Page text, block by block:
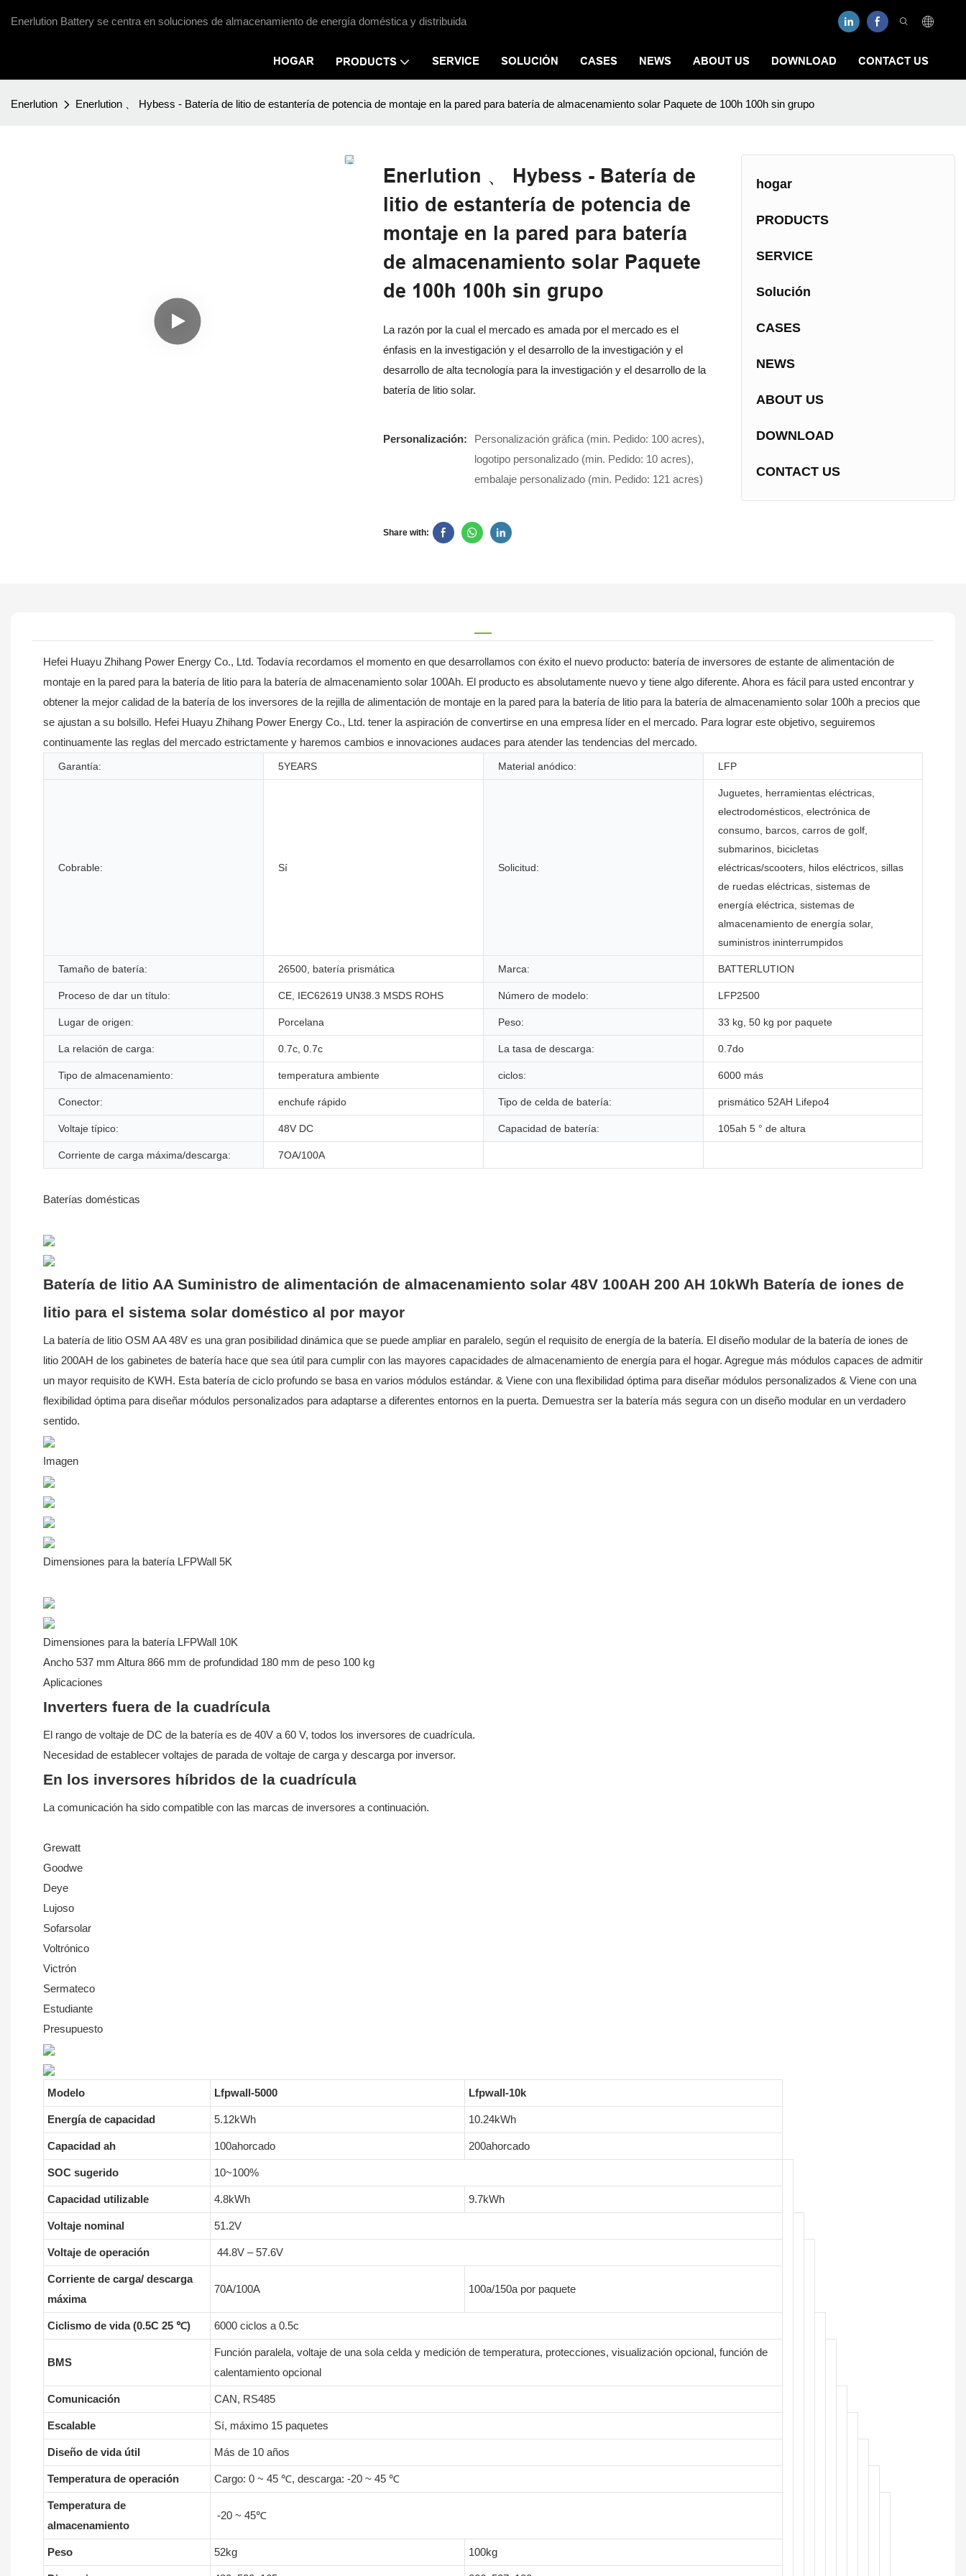
Enerlution Battery se centra en soluciones de almacenamiento de energía doméstica y distribuida
HOGAR PRODUCTS SERVICE SOLUCIÓN CASES NEWS ABOUT US DOWNLOAD CONTACT US
Enerlution Enerlution 、 Hybess - Batería de litio de estantería de potencia de montaje en la pared para batería de almacenamiento solar Paquete de 100h 100h sin grupo
Enerlution 、 Hybess - Batería de
litio de estantería de potencia de
montaje en la pared para batería
de almacenamiento solar Paquete
de 100h 100h sin grupo
La razón por la cual el mercado es amada por el mercado es el
énfasis en la investigación y el desarrollo de la investigación y el
desarrollo de alta tecnología para la investigación y el desarrollo de la
batería de litio solar.
Personalización:
Personalización gráfica (min. Pedido: 100 acres),
logotipo personalizado (min. Pedido: 10 acres),
embalaje personalizado (min. Pedido: 121 acres)
Share with:
hogar
PRODUCTS
SERVICE
Solución
CASES
NEWS
ABOUT US
DOWNLOAD
CONTACT US
Hefei Huayu Zhihang Power Energy Co., Ltd. Todavía recordamos el momento en que desarrollamos con éxito el nuevo producto: batería de inversores de estante de alimentación de
montaje en la pared para la batería de litio para la batería de almacenamiento solar 100Ah. El producto es absolutamente nuevo y tiene algo diferente. Ahora es fácil para usted encontrar y
obtener la mejor calidad de la batería de los inversores de la rejilla de alimentación de montaje en la pared para la batería de litio para la batería de almacenamiento solar 100h a precios que
se ajustan a su bolsillo. Hefei Huayu Zhihang Power Energy Co., Ltd. tener la aspiración de convertirse en una empresa líder en el mercado. Para lograr este objetivo, seguiremos
continuamente las reglas del mercado estrictamente y haremos cambios e innovaciones audaces para atender las tendencias del mercado.
Garantía: 5YEARS Material anódico: LFP
Cobrable: Sí Solicitud:
Juguetes, herramientas eléctricas,
electrodomésticos, electrónica de
consumo, barcos, carros de golf,
submarinos, bicicletas
eléctricas/scooters, hilos eléctricos, sillas
de ruedas eléctricas, sistemas de
energía eléctrica, sistemas de
almacenamiento de energía solar,
suministros ininterrumpidos
Tamaño de batería: 26500, batería prismática Marca: BATTERLUTION
Proceso de dar un título: CE, IEC62619 UN38.3 MSDS ROHS Número de modelo: LFP2500
Lugar de origen: Porcelana Peso: 33 kg, 50 kg por paquete
La relación de carga: 0.7c, 0.7c La tasa de descarga: 0.7do
Tipo de almacenamiento: temperatura ambiente ciclos: 6000 más
Conector: enchufe rápido Tipo de celda de batería: prismático 52AH Lifepo4
Voltaje típico: 48V DC Capacidad de batería: 105ah 5 ° de altura
Corriente de carga máxima/descarga: 7OA/100A
Baterías domésticas
Batería de litio AA Suministro de alimentación de almacenamiento solar 48V 100AH ​​200 AH 10kWh Batería de iones de
litio para el sistema solar doméstico al por mayor
La batería de litio OSM AA 48V es una gran posibilidad dinámica que se puede ampliar en paralelo, según el requisito de energía de la batería. El diseño modular de la batería de iones de
litio 200AH de los gabinetes de batería hace que sea útil para cumplir con las mayores capacidades de almacenamiento de energía para el hogar. Agregue más módulos capaces de admitir
un mayor requisito de KWH. Esta batería de ciclo profundo se basa en varios módulos estándar. & Viene con una flexibilidad óptima para diseñar módulos personalizados & Viene con una
flexibilidad óptima para diseñar módulos personalizados para adaptarse a diferentes entornos en la puerta. Demuestra ser la batería más segura con un diseño modular en un verdadero
sentido.
Imagen
Dimensiones para la batería LFPWall 5K
Dimensiones para la batería LFPWall 10K
Ancho 537 mm Altura 866 mm de profundidad 180 mm de peso 100 kg
Aplicaciones
Inverters fuera de la cuadrícula
El rango de voltaje de DC de la batería es de 40V a 60 V, todos los inversores de cuadrícula.
Necesidad de establecer voltajes de parada de voltaje de carga y descarga por inversor.
En los inversores híbridos de la cuadrícula
La comunicación ha sido compatible con las marcas de inversores a continuación.
Grewatt
Goodwe
Deye
Lujoso
Sofarsolar
Voltrónico
Victrón
Sermateco
Estudiante
Presupuesto
Modelo Lfpwall-5000 Lfpwall-10k
Energía de capacidad 5.12kWh 10.24kWh
Capacidad ah 100ahorcado 200ahorcado
SOC sugerido 10~100%
Capacidad utilizable 4.8kWh 9.7kWh
Voltaje nominal 51.2V
Voltaje de operación 44.8V – 57.6V
Corriente de carga/ descarga
máxima
70A/100A 100a/150a por paquete
Ciclismo de vida (0.5C 25 ℃) 6000 ciclos a 0.5c
BMS
Función paralela, voltaje de una sola celda y medición de temperatura, protecciones, visualización opcional, función de
calentamiento opcional
Comunicación CAN, RS485
Escalable Sí, máximo 15 paquetes
Diseño de vida útil Más de 10 años
Temperatura de operación Cargo: 0 ~ 45 ℃, descarga: -20 ~ 45 ℃
Temperatura de
almacenamiento
-20 ~ 45℃
Peso 52kg 100kg